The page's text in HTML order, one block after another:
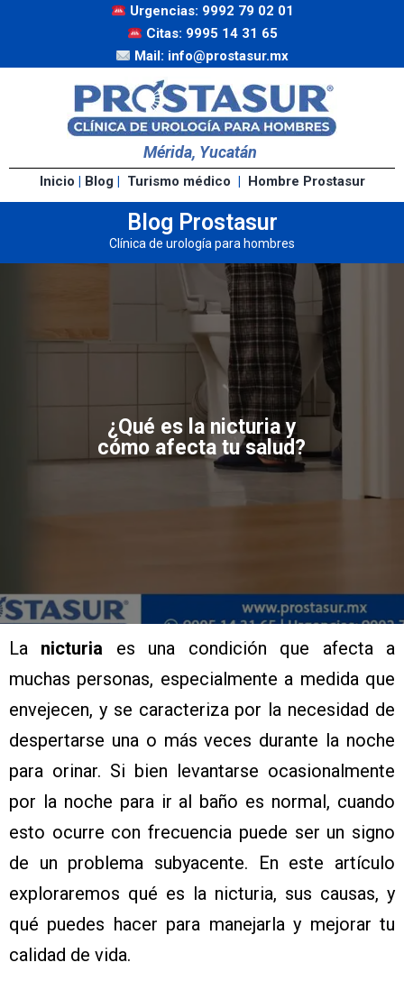
Urgencias: 9992 79 02 01
Citas: 9995 14 31 65
Mail: info@prostasur.mx
Mérida, Yucatán
Inicio | Blog| Turismo médico | Hombre Prostasur
Blog Prostasur
Clínica de urología para hombres
¿Qué es la nicturia y
cómo afecta tu salud?
La nicturia es una condición que afecta a
muchas personas, especialmente a medida que
envejecen, y se caracteriza por la necesidad de
despertarse una o más veces durante la noche
para orinar. Si bien levantarse ocasionalmente
por la noche para ir al baño es normal, cuando
esto ocurre con frecuencia puede ser un signo
de un problema subyacente. En este artículo
exploraremos qué es la nicturia, sus causas, y
qué puedes hacer para manejarla y mejorar tu
calidad de vida.